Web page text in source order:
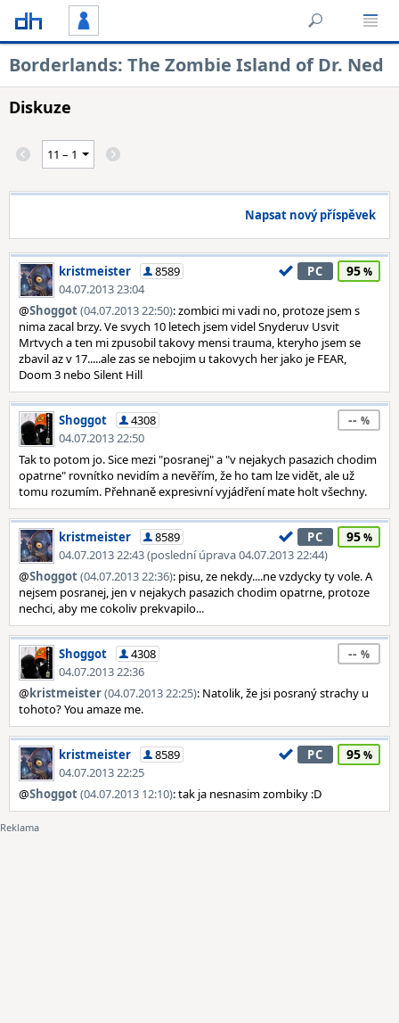
Borderlands: The Zombie Island of Dr. Ned
Diskuze
Napsat nový příspěvek
kristmeister
8589
04.07.2013 23:04
PC 95
@Shoggot(04.07.2013 22:50): zombici mi vadi no, protoze jsem s
nima zacal brzy. Ve svych 10 letech jsem videl Snyderuv Usvit
Mrtvych a ten mi zpusobil takovy mensi trauma, kteryho jsem se
zbavil az v 17.....ale zas se nebojim u takovych her jako je FEAR,
Doom 3 nebo Silent Hill
Shoggot
4308
04.07.2013 22:50
--
Tak to potom jo. Sice mezi "posranej" a "v nejakych pasazich chodim
opatrne" rovnítko nevidím a nevěřím, že ho tam lze vidět, ale už
tomu rozumím. Přehnaně expresivní vyjádření mate holt všechny.
kristmeister
8589
04.07.2013 22:43 (poslední úprava 04.07.2013 22:44)
PC 95
@Shoggot(04.07.2013 22:36): pisu, ze nekdy....ne vzdycky ty vole. A
nejsem posranej, jen v nejakych pasazich chodim opatrne, protoze
nechci, aby me cokoliv prekvapilo...
Shoggot
4308
04.07.2013 22:36
--
@kristmeister(04.07.2013 22:25): Natolik, že jsi posraný strachy u
tohoto? You amaze me.
kristmeister
8589
04.07.2013 22:25
PC 95
@Shoggot(04.07.2013 12:10): tak ja nesnasim zombiky :D